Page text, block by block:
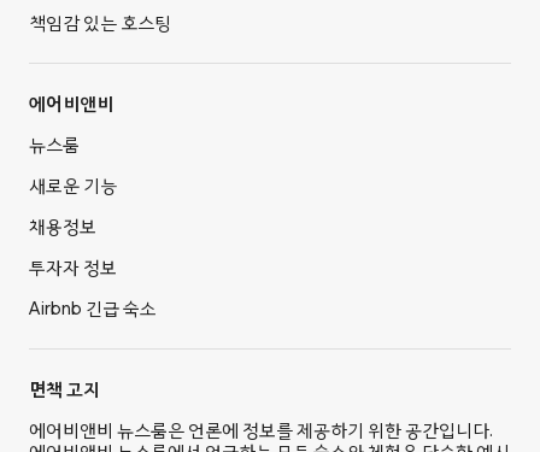
책임감 있는 호스팅
에어비앤비
뉴스룸
새로운 기능
채용정보
투자자 정보
Airbnb 긴급 숙소
면책 고지
에어비앤비 뉴스룸은 언론에 정보를 제공하기 위한 공간입니다.